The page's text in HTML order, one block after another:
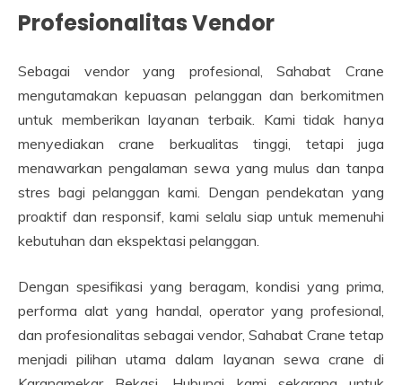
Profesionalitas Vendor
Sebagai vendor yang profesional, Sahabat Crane
mengutamakan kepuasan pelanggan dan berkomitmen
untuk memberikan layanan terbaik. Kami tidak hanya
menyediakan crane berkualitas tinggi, tetapi juga
menawarkan pengalaman sewa yang mulus dan tanpa
stres bagi pelanggan kami. Dengan pendekatan yang
proaktif dan responsif, kami selalu siap untuk memenuhi
kebutuhan dan ekspektasi pelanggan.
Dengan spesifikasi yang beragam, kondisi yang prima,
performa alat yang handal, operator yang profesional,
dan profesionalitas sebagai vendor, Sahabat Crane tetap
menjadi pilihan utama dalam layanan sewa crane di